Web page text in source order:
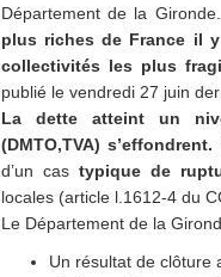
Département de la Gironde.
plus riches de France il
collectivités les plus
publié le vendredi 27 juin
La dette atteint un
(DMTO,TVA) s’effondrent.
d’un cas typique de
locales (article l.1612-4 du
Le Département de la
Un résultat de clôture